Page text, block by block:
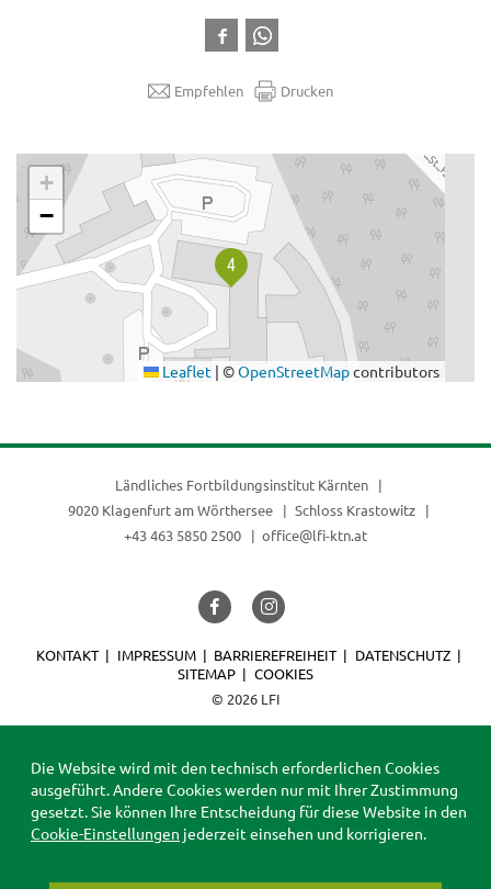
Empfehlen Drucken
+
−
Leaflet | ©OpenStreetMapcontributors
Ländliches Fortbildungsinstitut Kärnten
9020 Klagenfurt am Wörthersee
Schloss Krastowitz
+43 463 5850 2500
office@lfi-ktn.at
© 2026 LFI
KONTAKT IMPRESSUM BARRIEREFREIHEIT
DATENSCHUTZ
SITEMAP
COOKIES
Die Website wird mit den technisch erforderlichen Cookies
ausgeführt. Andere Cookies werden nur mit Ihrer Zustimmung
gesetzt. Sie können Ihre Entscheidung für diese Website in den
Cookie-Einstellungen jederzeit einsehen und korrigieren.